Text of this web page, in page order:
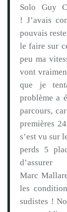
Solo Guy
! J’avais
pouvais
le faire sur
peu ma
vont
que je
problème a
parcours,
premières 24
s’est vu sur
perds 5
Marc
les
sudistes !